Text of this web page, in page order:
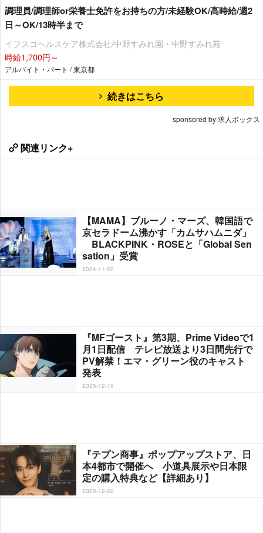
調理員/調理師or栄養士免許をお持ちの方/未経験OK/高時給/週2
日～OK/13時半まで
イフスコヘルスケア株式会社/中野すみれ園・中野すみれ苑
時給1,700円～
アルバイト・パート / 東京都
続きはこちら
sponsored by 求人ボックス
関連リンク+
【MAMA】ブルーノ・マーズ、韓国語で
京セラドーム沸かす「カムサハムニダ」
BLACKPINK・ROSEと「Global Sen
sation」受賞
2024-11-22
『MFゴースト』第3期、Prime Videoで1
月1日配信 テレビ放送より3日間先行で
PV解禁！エマ・グリーン役のキャスト
発表
2025-12-19
『テプン商事』ポップアップストア、日
本4都市で開催へ 小道具展示や日本限
定の購入特典など【詳細あり】
2025-12-22